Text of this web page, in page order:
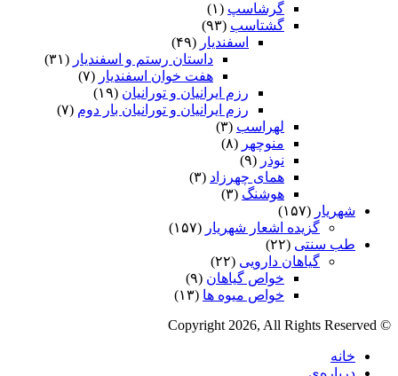
گرشاسپ (۱)
گشتاسب (۹۳)
اسفندیار (۴۹)
داستان رستم و اسفندیار (۳۱)
هفت خوان اسفندیار (۷)
رزم ایرانیان و تورانیان (۱۹)
رزم ایرانیان و تورانیان بار دوم (۷)
لهراسب (۳)
منوچهر (۸)
نوذر (۹)
هماى چهرزاد (۳)
هوشنگ (۳)
شهریار (۱۵۷)
گزیده اشعار شهریار (۱۵۷)
طب سنتی (۲۲)
گیاهان دارویی (۲۲)
خواص گیاهان (۹)
خواص میوه ها (۱۳)
© Copyright 2026, All Rights Reserved
خانه
درباره‌ی